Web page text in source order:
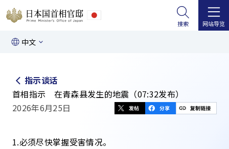
搜索 网站导览
中文
指示谈话
首相指示 在青森县发生的地震（07:32发布）
2026年6月25日
1.必须尽快掌握受害情况。